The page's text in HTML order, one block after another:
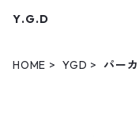
Y.G.D
HOME YGD パー